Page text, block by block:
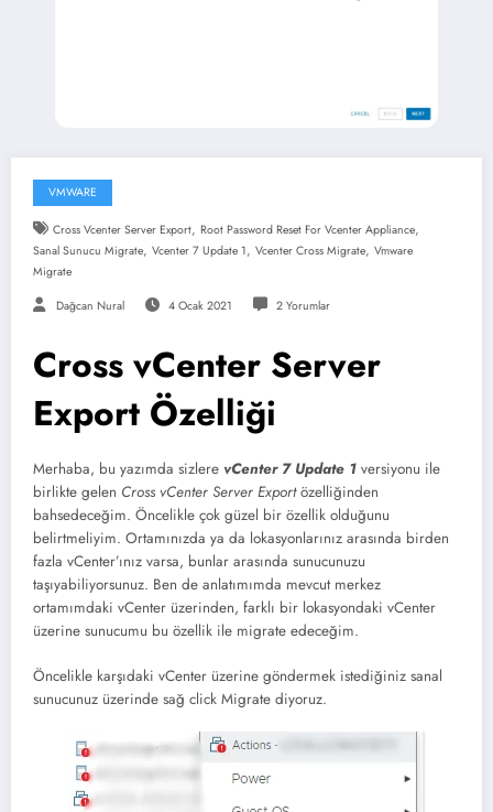
VMWARE
Cross Vcenter Server Export, Root Password Reset For Vcenter Appliance,
Sanal Sunucu Migrate, Vcenter 7 Update 1, Vcenter Cross Migrate, Vmware
Migrate
Dağcan Nural 4 Ocak 2021 2 Yorumlar
Cross vCenter Server
Export Özelliği
Merhaba, bu yazımda sizlere vCenter 7 Update 1 versiyonu ile
birlikte gelen Cross vCenter Server Exportözelliğinden
bahsedeceğim. Öncelikle çok güzel bir özellik olduğunu
belirtmeliyim. Ortamınızda ya da lokasyonlarınız arasında birden
fazla vCenter’ınız varsa, bunlar arasında sunucunuzu
taşıyabiliyorsunuz. Ben de anlatımımda mevcut merkez
ortamımdaki vCenter üzerinden, farklı bir lokasyondaki vCenter
üzerine sunucumu bu özellik ile migrate edeceğim.
Öncelikle karşıdaki vCenter üzerine göndermek istediğiniz sanal
sunucunuz üzerinde sağ click Migrate diyoruz.